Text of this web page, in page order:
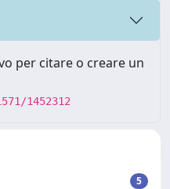
per citare o creare un
1452312
5